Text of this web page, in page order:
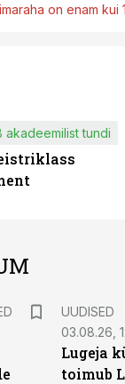
on enam kui
akadeemilist tundi
UUDISED
03.08.26,
Lugeja
toimub